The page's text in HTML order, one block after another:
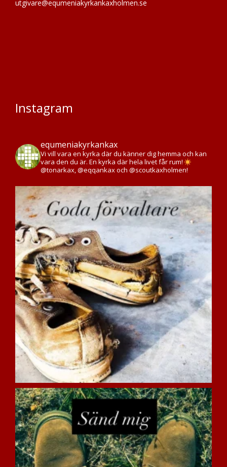
utgivare@equmeniakyrkankaxholmen.se
Instagram
equmeniakyrkankax
Vi vill vara en kyrka där du känner dig hemma och kan
vara den du är. En kyrka där hela livet får rum!
@tonarkax, @eqqankax och @scoutkaxholmen!